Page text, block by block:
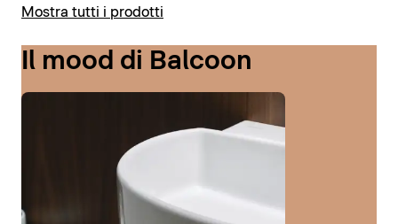
Mostra tutti i prodotti
Il mood di Balcoon